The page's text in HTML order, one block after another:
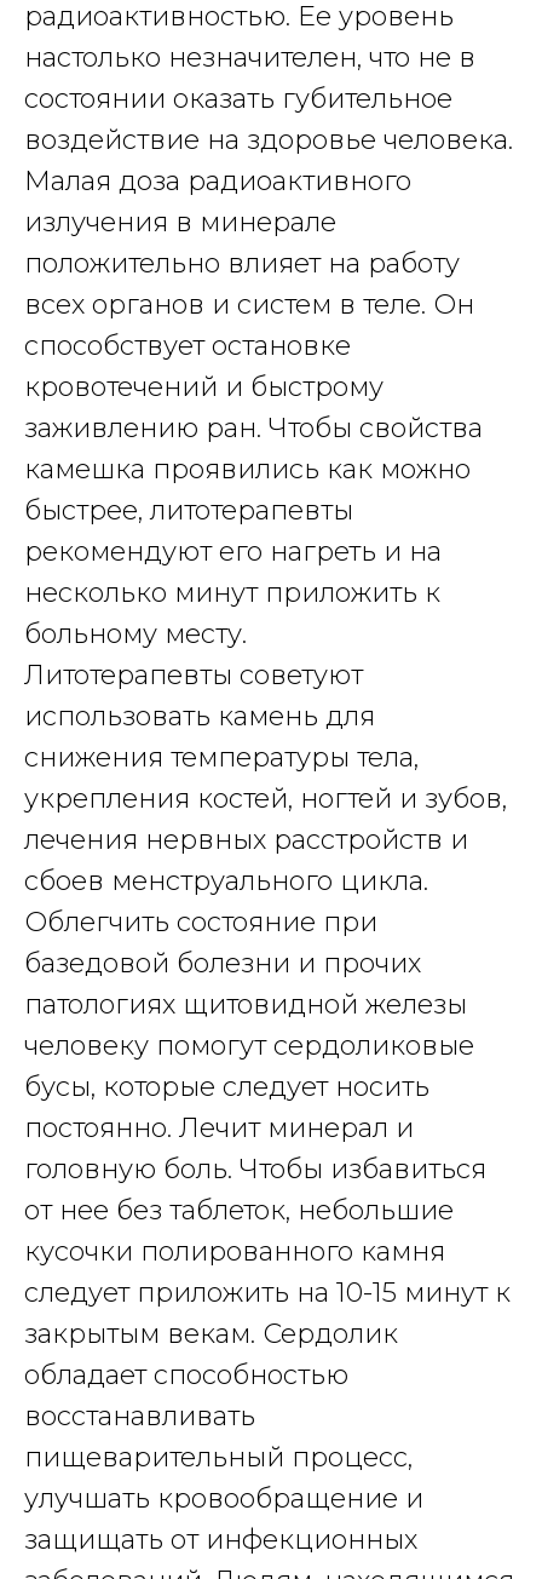
радиоактивностью. Ее уровень
настолько незначителен, что не в
состоянии оказать губительное
воздействие на здоровье человека.
Малая доза радиоактивного
излучения в минерале
положительно влияет на работу
всех органов и систем в теле. Он
способствует остановке
кровотечений и быстрому
заживлению ран. Чтобы свойства
камешка проявились как можно
быстрее, литотерапевты
рекомендуют его нагреть и на
несколько минут приложить к
больному месту.
Литотерапевты советуют
использовать камень для
снижения температуры тела,
укрепления костей, ногтей и зубов,
лечения нервных расстройств и
сбоев менструального цикла.
Облегчить состояние при
базедовой болезни и прочих
патологиях щитовидной железы
человеку помогут сердоликовые
бусы, которые следует носить
постоянно. Лечит минерал и
головную боль. Чтобы избавиться
от нее без таблеток, небольшие
кусочки полированного камня
следует приложить на 10-15 минут к
закрытым векам. Сердолик
обладает способностью
восстанавливать
пищеварительный процесс,
улучшать кровообращение и
защищать от инфекционных